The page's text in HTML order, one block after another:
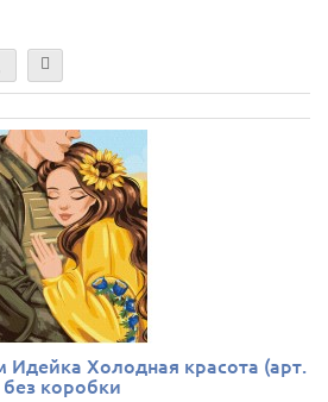
Идейка Холодная красота (арт.
без коробки